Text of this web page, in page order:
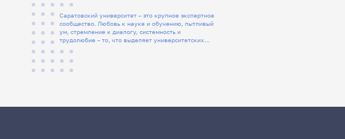
Саратовский университет – это крупное экспертное
сообщество. Любовь к науке и обучению, пытливый
ум, стремление к диалогу, системность и
трудолюбие – то, что выделяет университетских